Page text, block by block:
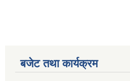
बजेट तथा कार्यक्रम